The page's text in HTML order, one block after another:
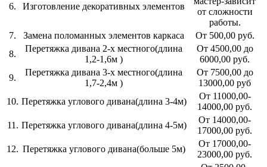
6. Изготовление декоративных элементов
от сложности
работы.
7.
Замена поломанных элементов каркаса
От 500,00 руб.
8.
Перетяжка дивана 2-х местного(длина
1,2-1,6м )
От 4500,00 до
6000,00 руб.
9.
Перетяжка дивана 3-х местного(длина
1,7-2,4м )
От 7500,00 до
13000,00 руб
10. Перетяжка углового дивана(длина 3-4м)
От 11000,00-
14000,00 руб.
11. Перетяжка углового дивана(длина 4-5м)
От 14000,00-
17000,00 руб.
12. Перетяжка углового дивана(больше 5м)
От 17000,00-
23000,00 руб.